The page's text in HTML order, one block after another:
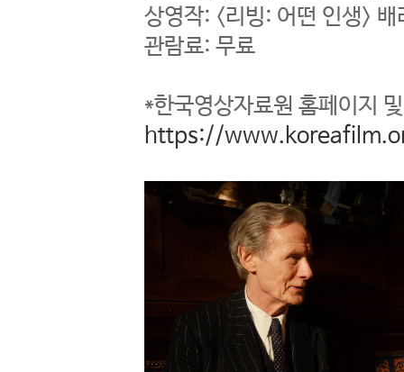
상영작: <리빙: 어떤 인생>
관람료: 무료
*한국영상자료원 홈페이지
https://